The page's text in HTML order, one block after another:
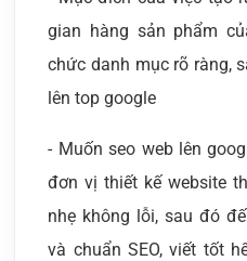
gian hàng sản phẩm
chức danh mục rõ ràng,
lên top google
- Muốn seo web lên
đơn vị thiết kế website
nhẹ không lỗi, sau đó
và chuẩn SEO, viết tốt